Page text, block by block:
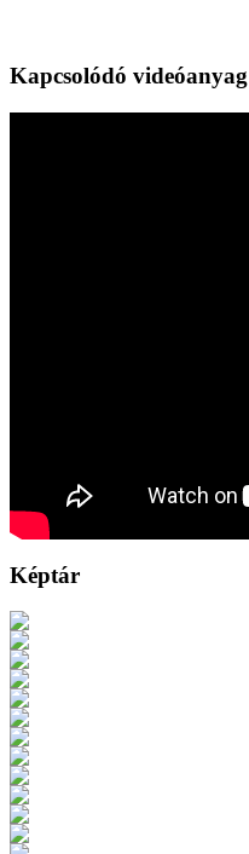
Kapcsolódó videóanyag
Képtár